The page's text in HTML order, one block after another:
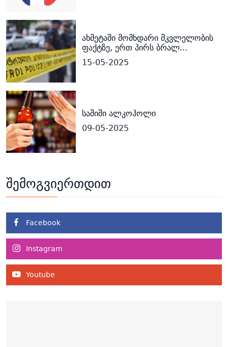
ახმეტაში მომხდარი მკვლელობის
ფაქტზე, ერთ პირს ბრალ...
15-05-2025
საშიში ალკოჰოლი
09-05-2025
შემოგვიერთდით
Facebook
Instagram
Youtube